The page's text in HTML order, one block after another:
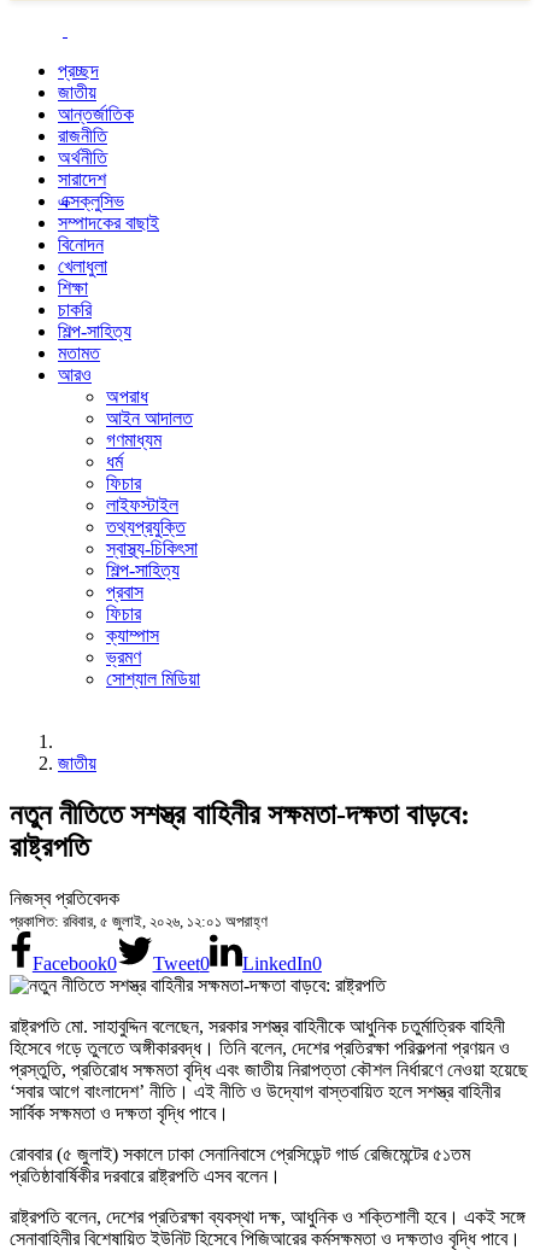
প্রচ্ছদ
জাতীয়
আন্তর্জাতিক
রাজনীতি
অর্থনীতি
সারাদেশ
এক্সক্লুসিভ
সম্পাদকের বাছাই
বিনোদন
খেলাধুলা
শিক্ষা
চাকরি
শিল্প-সাহিত্য
মতামত
আরও
অপরাধ
আইন আদালত
গণমাধ্যম
ধর্ম
ফিচার
লাইফস্টাইল
তথ্যপ্রযুক্তি
স্বাস্থ্য-চিকিৎসা
শিল্প-সাহিত্য
প্রবাস
ফিচার
ক্যাম্পাস
ভ্রমণ
সোশ্যাল মিডিয়া
জাতীয়
নতুন নীতিতে সশস্ত্র বাহিনীর সক্ষমতা-দক্ষতা বাড়বে:
রাষ্ট্রপতি
নিজস্ব প্রতিবেদক
প্রকাশিত: রবিবার, ৫ জুলাই, ২০২৬, ১২:০১ অপরাহ্ণ
Facebook0 Tweet0 LinkedIn0
রাষ্ট্রপতি মো. সাহাবুদ্দিন বলেছেন, সরকার সশস্ত্র বাহিনীকে আধুনিক চতুর্মাত্রিক বাহিনী
হিসেবে গড়ে তুলতে অঙ্গীকারবদ্ধ। তিনি বলেন, দেশের প্রতিরক্ষা পরিকল্পনা প্রণয়ন ও
প্রস্তুতি, প্রতিরোধ সক্ষমতা বৃদ্ধি এবং জাতীয় নিরাপত্তা কৌশল নির্ধারণে নেওয়া হয়েছে
‘সবার আগে বাংলাদেশ’ নীতি। এই নীতি ও উদ্যোগ বাস্তবায়িত হলে সশস্ত্র বাহিনীর
সার্বিক সক্ষমতা ও দক্ষতা বৃদ্ধি পাবে।
রোববার (৫ জুলাই) সকালে ঢাকা সেনানিবাসে প্রেসিডেন্ট গার্ড রেজিমেন্টের ৫১তম
প্রতিষ্ঠাবার্ষিকীর দরবারে রাষ্ট্রপতি এসব বলেন।
রাষ্ট্রপতি বলেন, দেশের প্রতিরক্ষা ব্যবস্থা দক্ষ, আধুনিক ও শক্তিশালী হবে। একই সঙ্গে
সেনাবাহিনীর বিশেষায়িত ইউনিট হিসেবে পিজিআরের কর্মসক্ষমতা ও দক্ষতাও বৃদ্ধি পাবে।